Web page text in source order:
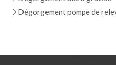
Dégorgement pompe de